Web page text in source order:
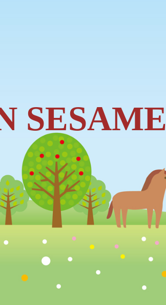
SESAME